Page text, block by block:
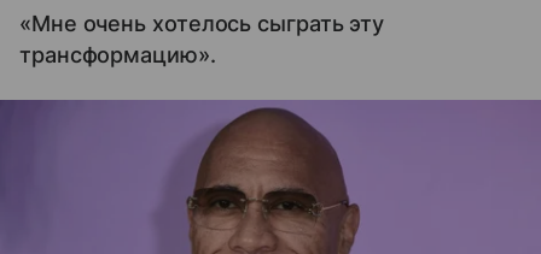
«Мне очень хотелось сыграть эту
трансформацию».